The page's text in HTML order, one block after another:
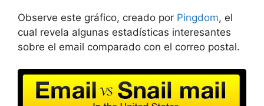
Observe este gráfico, creado por Pingdom, el
cual revela algunas estadísticas interesantes
sobre el email comparado con el correo postal.